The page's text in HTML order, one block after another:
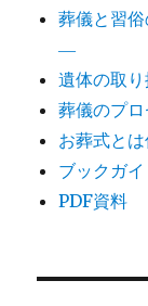
葬儀と習
―
遺体の取
葬儀のプ
お葬式とは
ブックガイ
PDF資料